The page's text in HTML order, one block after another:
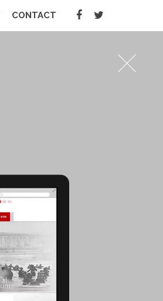
CONTACT